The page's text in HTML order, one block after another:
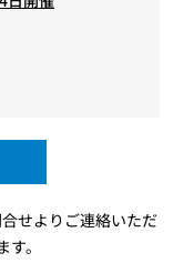
せよりご連絡いただ
。